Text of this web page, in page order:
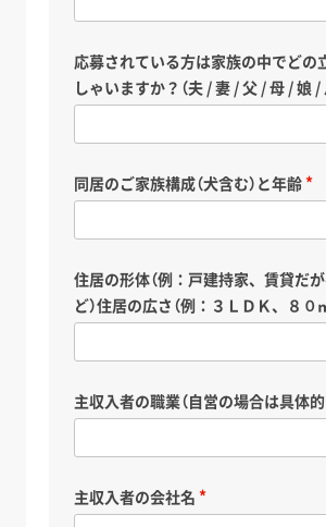
応募されている方は家族の中でどの
しゃいますか？（夫 / 妻 / 父 / 母 / 娘 /
同居のご家族構成（犬含む）と年齢
住居の形体（例：戸建持家、賃貸だ
ど）住居の広さ（例：３ＬＤＫ、８０
主収入者の職業（自営の場合は具体的
主収入者の会社名